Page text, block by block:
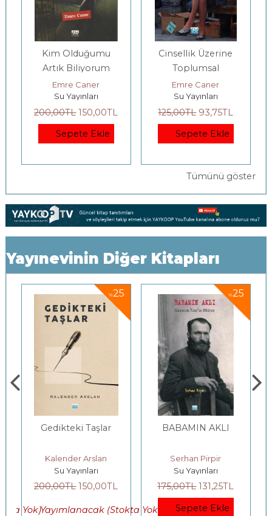
Kim Olduğumu
Artık Biliyorum
Emre Caner
Su Yayınları
200,00TL 150,00TL
Sepete Ekle
Cinsellik Üzerine
Toplumsal
Fragmanlar
Emre Caner
Su Yayınları
125,00TL 93,75TL
Sepete Ekle
Tümünü göster
Yayınevinin Diğer Kitapları
Yok)
%25
Gedikteki Taşlar
Kalender Arslan
Su Yayınları
200,00TL 150,00TL
Yayımlanacak (Stokta Yok)
%25
BABAMIN AKLI
Serhan Pirpir
Su Yayınları
175,00TL 131,25TL
Sepete Ekle